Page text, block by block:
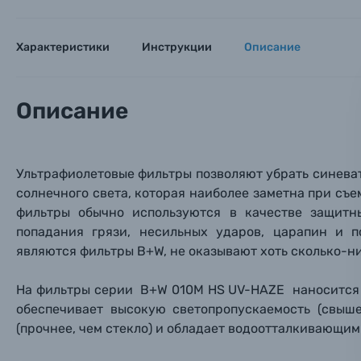
Ваш
Ваш
Аксессуары для фото и видеокамер
Оптические приборы
Электроника
Материалы
Осветительное оборудование
Вами с
Имя*
Номер
Нажимая
Характеристики Инструкции Описание
Описание
Ультрафиолетовые фильтры позволяют убрать
солнечного света, которая наиболее заметна при
фильтры обычно используются в качестве
попадания грязи, несильных ударов, царапин и
являются фильтры B+W, не оказывают хоть сколько-
На фильтры серии B+W 010M HS UV-HAZE
обеспечивает высокую светопропускаемость
(прочнее, чем стекло) и обладает водоотталкивающим
Ваш